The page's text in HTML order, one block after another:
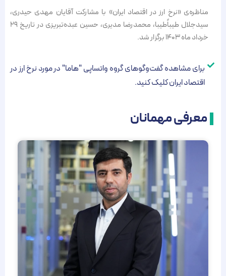
مناظره‌ی «نرخ ارز در اقتصاد ایران» با مشارکت آقایان مهدی حیدری،
سیدجلال طیباًطیبا، محمدرضا مدیری، حسین عبده‌تبریزی در تاریخ ۲۹
خرداد ماه ۱۴۰۳ برگزار شد.
برای مشاهده گفت‌و‌گوهای گروه واتساپی "هاما" در مورد نرخ ارز در
اقتصاد ایران کلیک کنید.
معرفی مهمانان